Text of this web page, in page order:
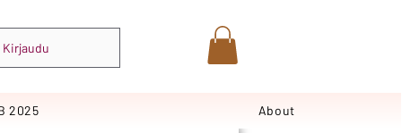
Kirjaudu
2025 About